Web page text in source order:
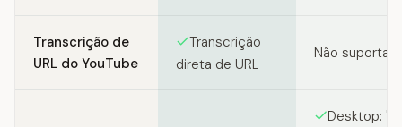
Transcrição de
URL do YouTube
Transcrição
direta de URL
Não
Desktop: